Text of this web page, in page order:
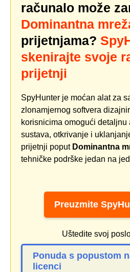
računalo može
Dominantna
prijetnjama?
skenirajte svoje
prijetnji
SpyHunter je moćan alat za
zlonamjernog softvera
korisnicima omogući detaljnu
sustava, otkrivanje i
prijetnji poput Dominantna
tehničke podrške jedan na
Preuzmite
Uštedite svoj
Ponuda s popustom
licenci